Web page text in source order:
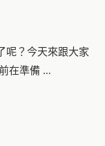
呢？今天來跟大家
在準備 …